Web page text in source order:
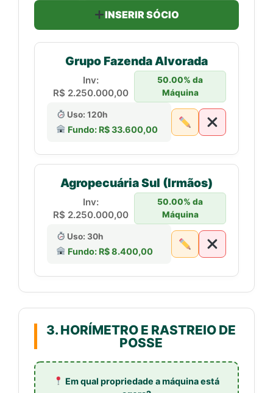
INSERIR SÓCIO
Grupo Fazenda Alvorada
Inv:
R$ 2.250.000,00
50.00% da
Máquina
Uso: 120h
Fundo: R$ 33.600,00
Agropecuária Sul (Irmãos)
Inv:
R$ 2.250.000,00
50.00% da
Máquina
Uso: 30h
Fundo: R$ 8.400,00
3. HORÍMETRO E RASTREIO DE
POSSE
Em qual propriedade a máquina está